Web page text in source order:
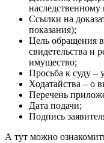
Ссылки на
показания);
Цель обращения
свидетельства и
имущество;
Просьба к суду –
Ходатайства – о
Перечень
Дата подачи;
Подпись
А тут можно